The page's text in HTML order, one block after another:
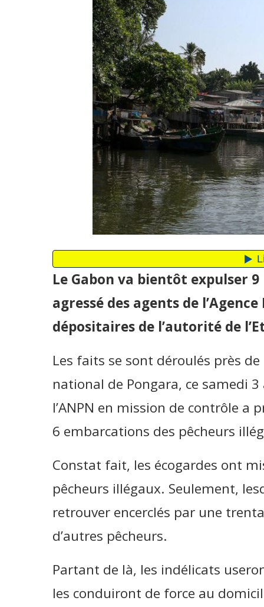
Le Gabon va bientôt expulser
agressé des agents de
dépositaires de l’autorité de
Les faits se sont déroulés près
national de Pongara, ce samedi
l’ANPN en mission de contrôle a
6 embarcations des pêcheurs
Constat fait, les écogardes ont
pêcheurs illégaux. Seulement,
retrouver encerclés par une
d’autres pêcheurs.
Partant de là, les indélicats
les conduiront de force au